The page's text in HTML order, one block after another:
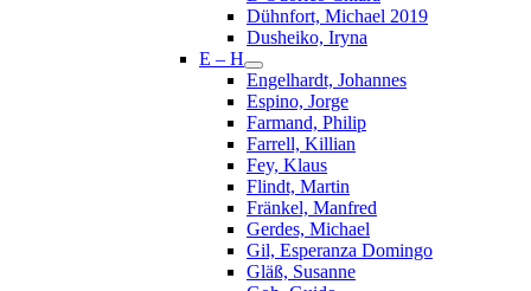
Dühnfort, Michael 2019
Dusheiko, Iryna
E – H
Engelhardt, Johannes
Espino, Jorge
Farmand, Philip
Farrell, Killian
Fey, Klaus
Flindt, Martin
Fränkel, Manfred
Gerdes, Michael
Gil, Esperanza Domingo
Gläß, Susanne